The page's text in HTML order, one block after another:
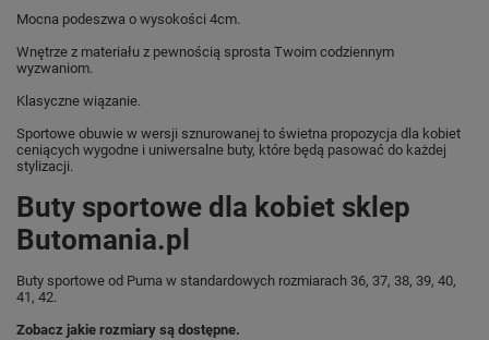
Mocna podeszwa o wysokości 4cm.
Wnętrze z materiału z pewnością sprosta Twoim codziennym
wyzwaniom.
Klasyczne wiązanie.
Sportowe obuwie w wersji sznurowanej to świetna propozycja dla kobiet
ceniących wygodne i uniwersalne buty, które będą pasować do każdej
stylizacji.
Buty sportowe dla kobiet sklep
Butomania.pl
Buty sportowe od Puma w standardowych rozmiarach 36, 37, 38, 39, 40,
41, 42.
Zobacz jakie rozmiary są dostępne.